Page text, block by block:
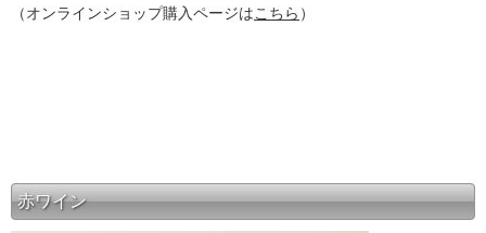
（オンラインショップ購入ページはこちら ）
赤ワイン